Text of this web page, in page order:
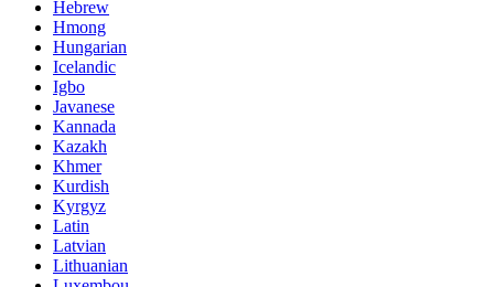
Hebrew
Hmong
Hungarian
Icelandic
Igbo
Javanese
Kannada
Kazakh
Khmer
Kurdish
Kyrgyz
Latin
Latvian
Lithuanian